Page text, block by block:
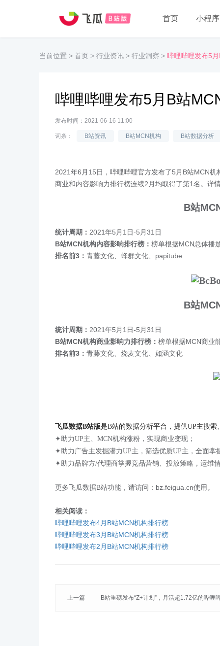
首页 小程序
当前位置 > 首页 > 行业资讯 > 行业洞察 > 哔哩哔哩发布5
哔哩哔哩发布5月B站
发布时间：2021-06-16 11:00
词条： B站资讯 B站MCN机构 B站数据分析
2021年6月15日，哔哩哔哩官方发布了5月B站MCN
商业和内容影响力排行榜连续2月均取得了第1名。详
B站
统计周期： 2021年5月1日-5月31日
B站MCN机构内容影响排行榜： 榜单根据MCN总体播
排名前3： 青藤文化、蜂群文化、papitube
B站
统计周期： 2021年5月1日-5月31日
B站MCN机构商业影响力排行榜： 榜单根据MCN商业
排名前3： 青藤文化、烧麦文化、如涵文化
飞瓜数据B站版是B站的数据分析平台，提供UP主搜
✦助力UP主、MCN机构涨粉，实现商业变现；
✦助力广告主发掘潜力UP主，筛选优质UP主，全面
✦助力品牌方/代理商掌握竞品营销、投放策略，运维
更多飞瓜数据B站功能，请访问：bz.feigua.cn使用。
相关阅读：
哔哩哔哩发布4月B站MCN机构排行榜
哔哩哔哩发布3月B站MCN机构排行榜
哔哩哔哩发布2月B站MCN机构排行榜
上一篇
B站重磅发布“Z+计划”，月活超1.72亿的哔哩